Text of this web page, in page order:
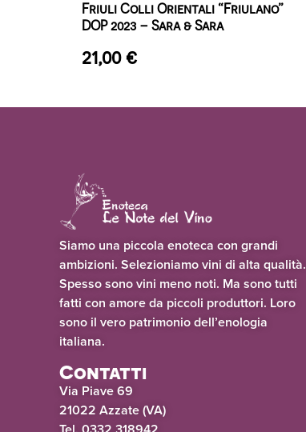
Friuli Colli Orientali “Friulano”
DOP 2023 – Sara & Sara
21,00€
Siamo una piccola enoteca con grandi
ambizioni. Selezioniamo vini di alta qualità.
Spesso sono vini meno noti. Ma sono tutti
fatti con amore da piccoli produttori. Loro
sono il vero patrimonio dell’enologia
italiana.
Contatti
Via Piave 69
21022 Azzate (VA)